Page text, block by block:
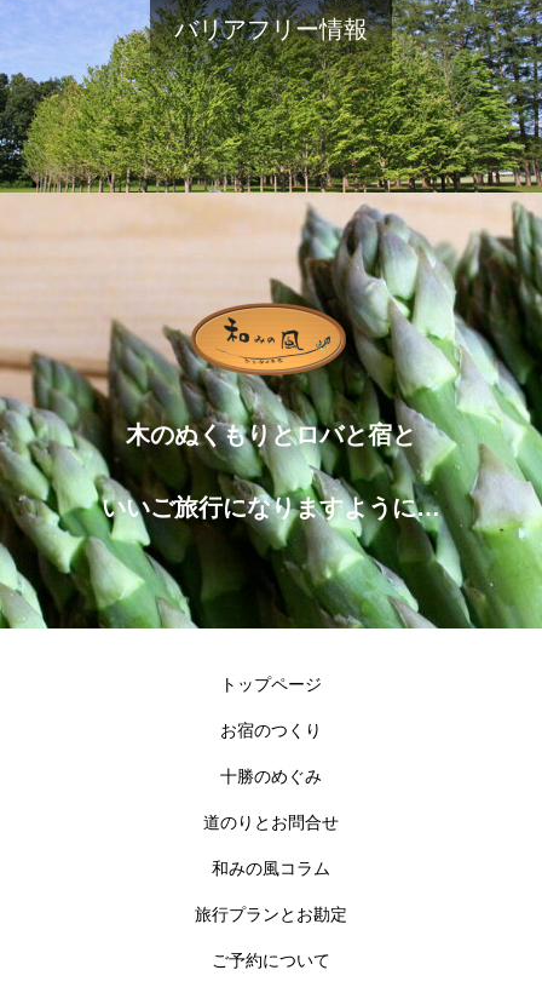
バリアフリー情報
木のぬくもりとロバと宿と
いいご旅行になりますように…
トップページ
お宿のつくり
十勝のめぐみ
道のりとお問合せ
和みの風コラム
旅行プランとお勘定
ご予約について